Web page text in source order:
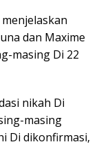
dan Maxime
masing Di 22
nikah Di
masing
Di dikonfirmasi,